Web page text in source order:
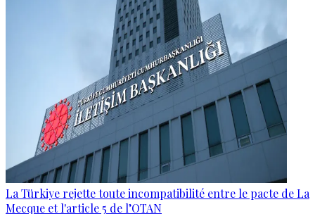
La Türkiye rejette toute incompatibilité entre le pacte de La
Mecque et l'article 5 de l’OTAN